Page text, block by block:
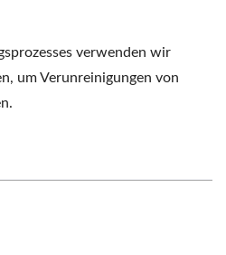
verwenden wir
um Verunreinigungen von